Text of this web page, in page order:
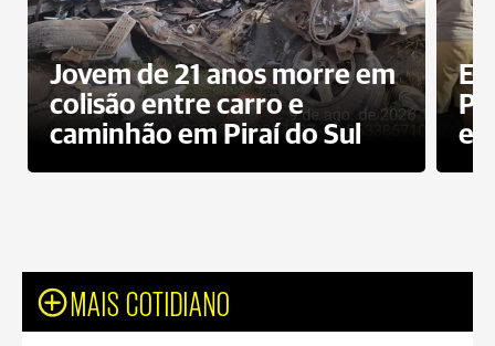
Jovem de 21 anos morre em
colisão entre carro e
caminhão em Piraí do Sul
MAIS COTIDIANO